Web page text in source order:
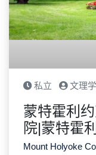
私立 文理
蒙特霍利
院|蒙特霍
Mount Holyoke